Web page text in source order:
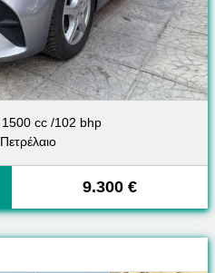
1500 cc /102 bhp
Πετρέλαιο
9.300 €